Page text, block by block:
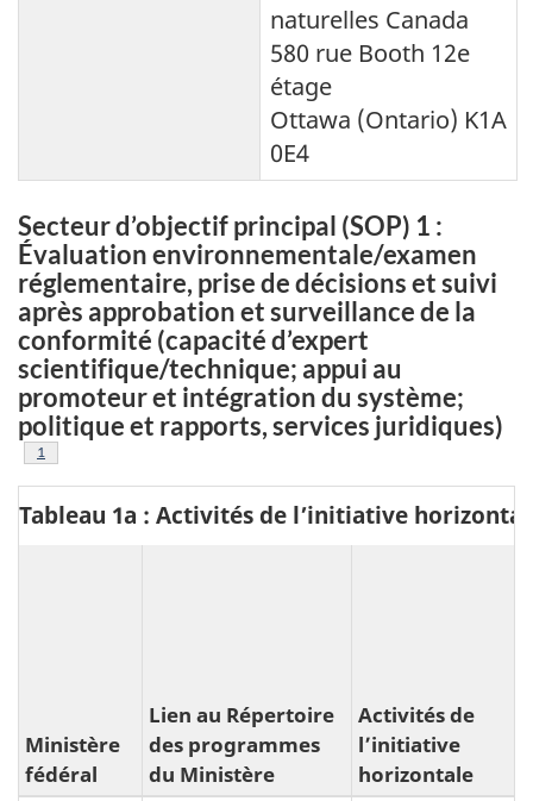
naturelles Canada
580 rue Booth 12e
étage
Ottawa (Ontario) K1A
0E4
Secteur d’objectif principal (SOP) 1 :
Évaluation environnementale/examen
réglementaire, prise de décisions et suivi
après approbation et surveillance de la
conformité (capacité d’expert
scientifique/technique; appui au
promoteur et intégration du système;
politique et rapports, services juridiques)
Footnote
1
Tableau 1a : Activités de l’initiative
Ministère
fédéral
Lien au Répertoire
des programmes
du Ministère
Activités de
l’initiative
horizontale